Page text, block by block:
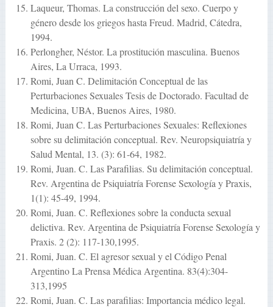
Laqueur, Thomas. La construcción del sexo. Cuerpo y
género desde los griegos hasta Freud. Madrid, Cátedra,
1994.
Perlongher, Néstor. La prostitución masculina. Buenos
Aires, La Urraca, 1993.
Romi, Juan C. Delimitación Conceptual de las
Perturbaciones Sexuales Tesis de Doctorado. Facultad de
Medicina, UBA, Buenos Aires, 1980.
Romi, Juan C. Las Perturbaciones Sexuales: Reflexiones
sobre su delimitación conceptual. Rev. Neuropsiquiatría y
Salud Mental, 13. (3): 61-64, 1982.
Romi, Juan. C. Las Parafilias. Su delimitación conceptual.
Rev. Argentina de Psiquiatría Forense Sexología y Praxis,
1(1): 45-49, 1994.
Romi, Juan. C. Reflexiones sobre la conducta sexual
delictiva. Rev. Argentina de Psiquiatría Forense Sexología y
Praxis. 2 (2): 117-130,1995.
Romi, Juan. C. El agresor sexual y el Código Penal
Argentino La Prensa Médica Argentina. 83(4):304-
313,1995
Romi, Juan. C. Las parafilias: Importancia médico legal.